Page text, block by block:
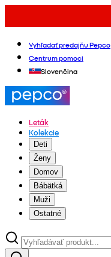
Vyhľadať predajňu Pepco
Centrum pomoci
Slovenčina
Leták
Kolekcie
Deti
Ženy
Domov
Bábätká
Muži
Ostatné